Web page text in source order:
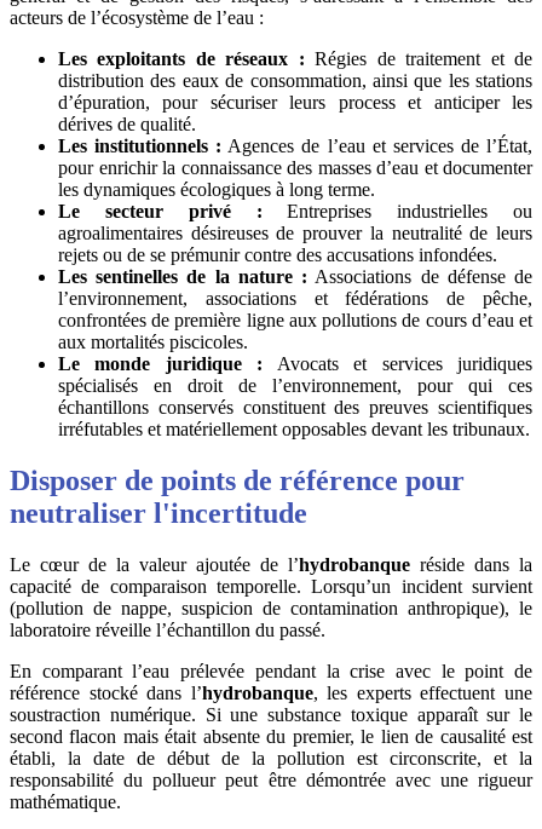
acteurs de l’écosystème de l’eau :
Les exploitants de réseaux : Régies de traitement et de
distribution des eaux de consommation, ainsi que les stations
d’épuration, pour sécuriser leurs process et anticiper les
dérives de qualité.
Les institutionnels : Agences de l’eau et services de l’État,
pour enrichir la connaissance des masses d’eau et documenter
les dynamiques écologiques à long terme.
Le secteur privé : Entreprises industrielles ou
agroalimentaires désireuses de prouver la neutralité de leurs
rejets ou de se prémunir contre des accusations infondées.
Les sentinelles de la nature : Associations de défense de
l’environnement, associations et fédérations de pêche,
confrontées de première ligne aux pollutions de cours d’eau et
aux mortalités piscicoles.
Le monde juridique : Avocats et services juridiques
spécialisés en droit de l’environnement, pour qui ces
échantillons conservés constituent des preuves scientifiques
irréfutables et matériellement opposables devant les tribunaux.
Disposer de points de référence pour
neutraliser l'incertitude
Le cœur de la valeur ajoutée de l’hydrobanque réside dans la
capacité de comparaison temporelle. Lorsqu’un incident survient
(pollution de nappe, suspicion de contamination anthropique), le
laboratoire réveille l’échantillon du passé.
En comparant l’eau prélevée pendant la crise avec le point de
référence stocké dans l’hydrobanque, les experts effectuent une
soustraction numérique. Si une substance toxique apparaît sur le
second flacon mais était absente du premier, le lien de causalité est
établi, la date de début de la pollution est circonscrite, et la
responsabilité du pollueur peut être démontrée avec une rigueur
mathématique.